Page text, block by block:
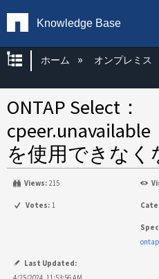
Knowledge Base
グローバル階層
ホーム オンプレミス
ONTAP Select：
を使用できなく
Views: 215
Votes: 1
Last Updated: